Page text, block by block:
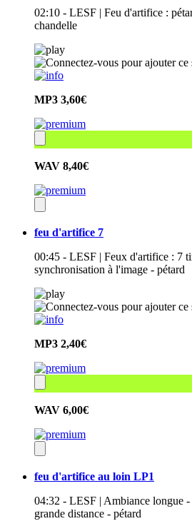
02:10 - LESF | Feu d'artifice :
chandelle
MP3 3,60€
WAV 8,40€
feu d'artifice 7
00:45 - LESF | Feux d'artifice : 7
synchronisation à l'image - pétard
MP3 2,40€
WAV 6,00€
feu d'artifice au loin LP1
04:32 - LESF | Ambiance longue
grande distance - pétard